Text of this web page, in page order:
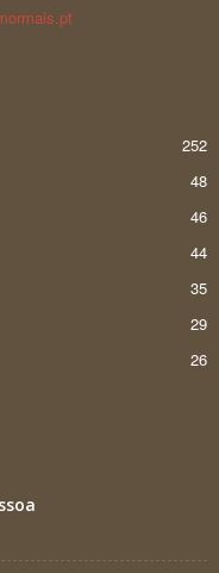
252
48
46
44
35
29
26